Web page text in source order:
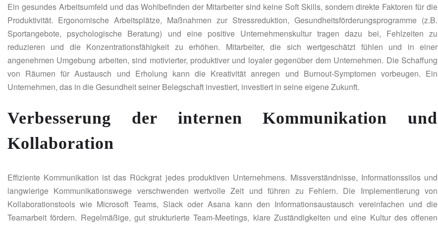
Ein gesundes Arbeitsumfeld und das Wohlbefinden der Mitarbeiter sind keine Soft Skills, sondern direkte Faktoren für die
Produktivität. Ergonomische Arbeitsplätze, Maßnahmen zur Stressreduktion, Gesundheitsförderungsprogramme (z.B.
Sportangebote, psychologische Beratung) und eine positive Unternehmenskultur tragen dazu bei, Fehlzeiten zu
reduzieren und die Konzentrationsfähigkeit zu erhöhen. Mitarbeiter, die sich wertgeschätzt fühlen und in einer
angenehmen Umgebung arbeiten, sind motivierter, produktiver und loyaler gegenüber dem Unternehmen. Die Schaffung
von Räumen für Austausch und Erholung kann die Kreativität anregen und Burnout-Symptomen vorbeugen. Ein
Unternehmen, das in die Gesundheit seiner Belegschaft investiert, investiert in seine eigene Zukunft.
Verbesserung der internen Kommunikation und
Kollaboration
Effiziente Kommunikation ist das Rückgrat jedes produktiven Unternehmens. Missverständnisse, Informationssilos und
langwierige Kommunikationswege verschwenden wertvolle Zeit und führen zu Fehlern. Die Implementierung von
Kollaborationstools wie Microsoft Teams, Slack oder Asana kann den Informationsaustausch vereinfachen und die
Teamarbeit fördern. Regelmäßige, gut strukturierte Team-Meetings, klare Zuständigkeiten und eine Kultur des offenen